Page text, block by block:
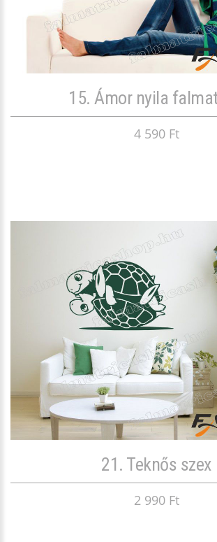
15. Ámor nyila
4 590 Ft
21. Teknős szex
2 990 Ft